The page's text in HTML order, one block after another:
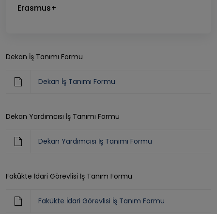
Erasmus+
Dekan İş Tanımı Formu
Dekan İş Tanımı Formu
Dekan Yardımcısı İş Tanımı Formu
Dekan Yardımcısı İş Tanımı Formu
Fakükte İdari Görevlisi İş Tanım Formu
Fakükte İdari Görevlisi İş Tanım Formu